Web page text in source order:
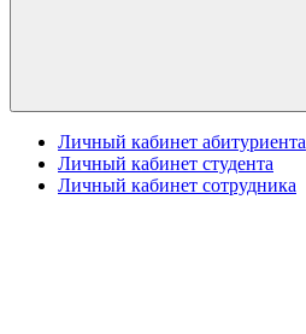
Личный кабинет абитуриента
Личный кабинет студента
Личный кабинет сотрудника